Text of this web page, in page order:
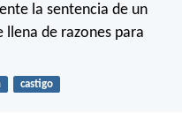
la sentencia de un
de razones para
castigo